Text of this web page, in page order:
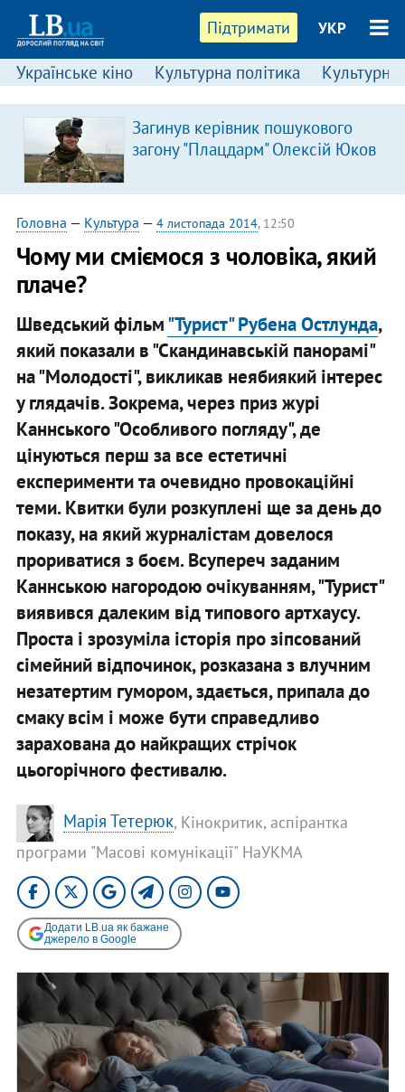
Підтримати УКР
Українське кіно Культурна політика Культурні
Загинув керівник пошукового
загону "Плацдарм" Олексій Юков
Головна — Культура — 4 листопада 2014, 12:50
Чому ми сміємося з чоловіка, який
плаче?
Шведський фільм"Турист" Рубена Остлунда,
який показали в "Скандинавській панорамі"
на "Молодості", викликав неябиякий інтерес
у глядачів. Зокрема, через приз журі
Каннського "Особливого погляду", де
цінуються перш за все естетичні
експерименти та очевидно провокаційні
теми. Квитки були розкуплені ще за день до
показу, на який журналістам довелося
прориватися з боєм. Всупереч заданим
Каннською нагородою очікуванням, "Турист"
виявився далеким від типового артхаусу.
Проста і зрозуміла історія про зіпсований
сімейний відпочинок, розказана з влучним
незатертим гумором, здається, припала до
смаку всім і може бути справедливо
зарахована до найкращих стрічок
цьогорічного фестивалю.
Марія Тетерюк, Кінокритик, аспірантка
програми "Масові комунікації" НаУКМА
Додати LB.ua як бажане
джерело в Google